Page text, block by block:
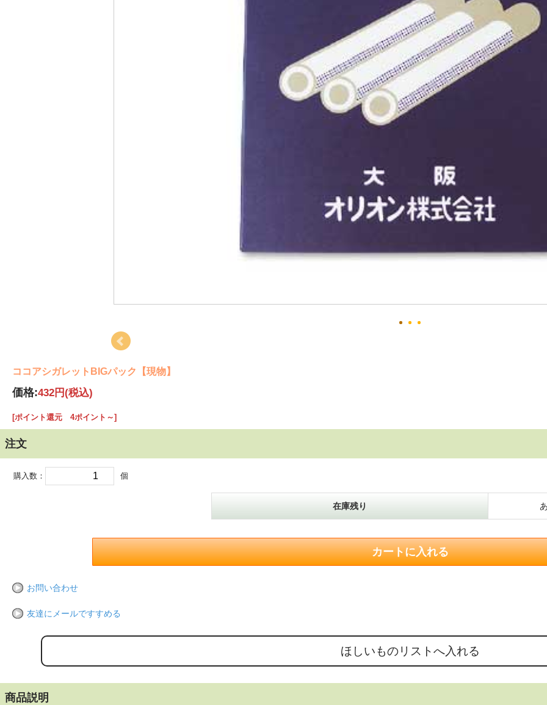
ココアシガレットBIGパック【現物】
価格:432円(税込)
[ポイント還元 4ポイント～]
注文
購入数： 個
在庫残り
お問い合わせ
友達にメールですすめる
商品説明